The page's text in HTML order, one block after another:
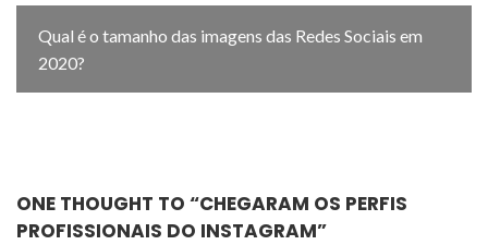
Qual é o tamanho das imagens das Redes Sociais em
2020?
ONE THOUGHT TO “CHEGARAM OS PERFIS
PROFISSIONAIS DO INSTAGRAM”